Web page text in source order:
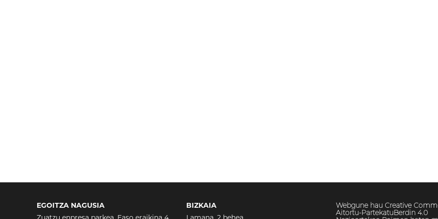
EGOITZA NAGUSIA
BIZKAIA
Webgune hau Creative
Aitortu-PartekatuBerdin 4.0